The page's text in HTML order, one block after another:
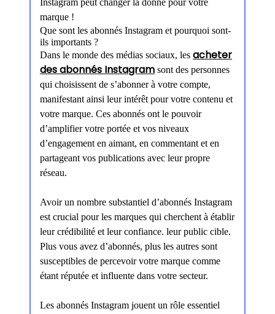
Instagram peut changer la donne pour votre
marque !
Que sont les abonnés Instagram et pourquoi sont-
ils importants ?
Dans le monde des médias sociaux, les acheter
des abonnés Instagram sont des personnes
qui choisissent de s’abonner à votre compte,
manifestant ainsi leur intérêt pour votre contenu et
votre marque. Ces abonnés ont le pouvoir
d’amplifier votre portée et vos niveaux
d’engagement en aimant, en commentant et en
partageant vos publications avec leur propre
réseau.
Avoir un nombre substantiel d’abonnés Instagram
est crucial pour les marques qui cherchent à établir
leur crédibilité et leur confiance. leur public cible.
Plus vous avez d’abonnés, plus les autres sont
susceptibles de percevoir votre marque comme
étant réputée et influente dans votre secteur.
Les abonnés Instagram jouent un rôle essentiel